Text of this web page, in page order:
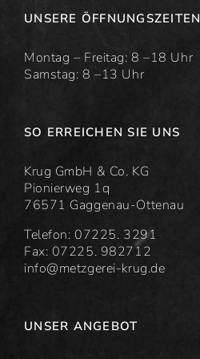
UNSERE ÖFFNUNGSZEITEN
Montag – Freitag: 8 –18 Uhr
Samstag: 8 –13 Uhr
SO ERREICHEN SIE UNS
Krug GmbH & Co. KG
Pionierweg 1q
76571 Gaggenau-Ottenau
Telefon: 07225. 3291
Fax: 07225. 982712
info@metzgerei-krug.de
UNSER ANGEBOT